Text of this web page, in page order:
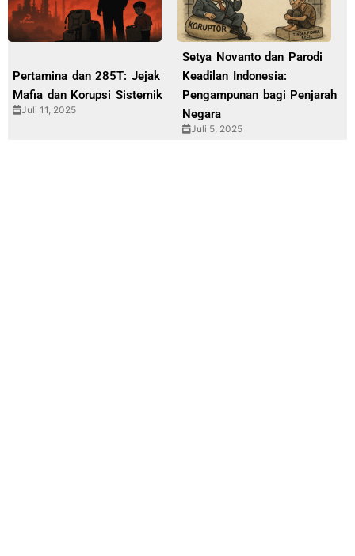
Pertamina dan 285T: Jejak
Mafia dan Korupsi Sistemik
Juli 11, 2025
Setya Novanto dan Parodi
Keadilan Indonesia:
Pengampunan bagi Penjarah
Negara
Juli 5, 2025